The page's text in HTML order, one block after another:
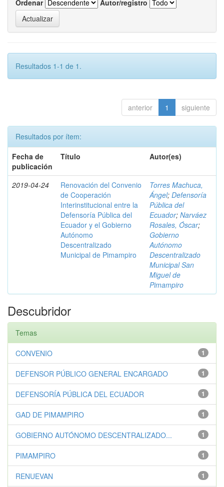
Ordenar
Autor/registro
Resultados 1-1 de 1.
anterior 1 siguiente
Resultados por ítem:
Fecha de
publicación
Título Autor(es)
2019-04-24
Renovación del Convenio
de Cooperación
Interinstitucional entre la
Defensoría Pública del
Ecuador y el Gobierno
Autónomo
Descentralizado
Municipal de Pimampiro
Torres Machuca,
Ángel; Defensoría
Pública del
Ecuador; Narváez
Rosales, Óscar;
Gobierno
Autónomo
Descentralizado
Municipal San
Miguel de
Pimampiro
Descubridor
Temas
1
CONVENIO
1
DEFENSOR PÚBLICO GENERAL ENCARGADO
1
DEFENSORÍA PÚBLICA DEL ECUADOR
1
GAD DE PIMAMPIRO
1
GOBIERNO AUTÓNOMO DESCENTRALIZADO...
1
PIMAMPIRO
1
RENUEVAN